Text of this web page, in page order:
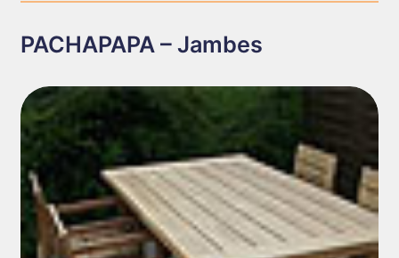
PACHAPAPA – Jambes